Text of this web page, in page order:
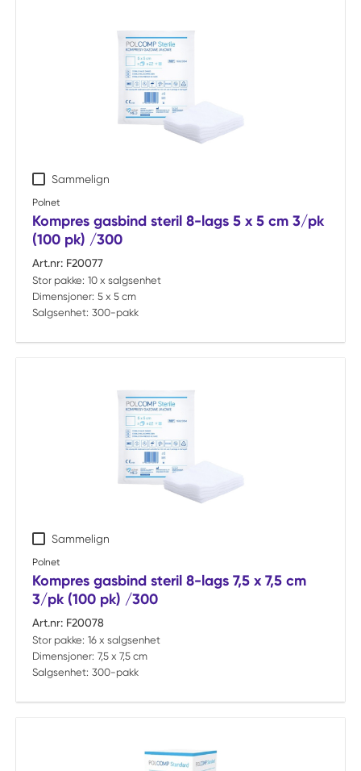
Sammelign
Polnet
Kompres gasbind steril 8-lags 5 x 5 cm 3/pk
(100 pk) /300
Art.nr: F20077
Stor pakke: 10 x salgsenhet
Dimensjoner: 5 x 5 cm
Salgsenhet: 300-pakk
Sammelign
Polnet
Kompres gasbind steril 8-lags 7,5 x 7,5 cm
3/pk (100 pk) /300
Art.nr: F20078
Stor pakke: 16 x salgsenhet
Dimensjoner: 7,5 x 7,5 cm
Salgsenhet: 300-pakk